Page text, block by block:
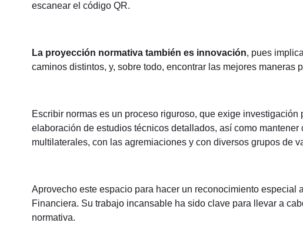
escanear el código QR.
La proyección normativa también es innovación, pues
caminos distintos, y, sobre todo, encontrar las mejores maneras
Escribir normas es un proceso riguroso, que exige
elaboración de estudios técnicos detallados, así como
multilaterales, con las agremiaciones y con diversos grupos de
Aprovecho este espacio para hacer un reconocimiento
Financiera. Su trabajo incansable ha sido clave para llevar a
normativa.